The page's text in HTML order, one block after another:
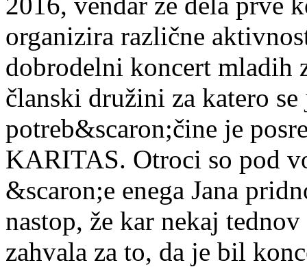
organizira različne
dobrodelni koncert mladih
članski družini za katero
potreb&scaron;čine je
KARITAS. Otroci so pod
&scaron;e enega Jana
nastop, že kar nekaj
zahvala za to, da je bil